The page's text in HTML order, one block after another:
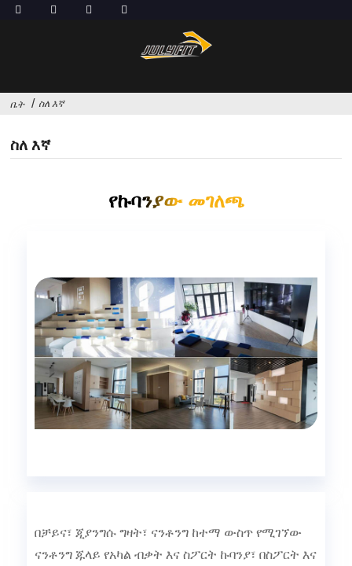
ቤት ስለ እኛ
ስለ እኛ
የኩባንያው መገለጫ
በቻይና፣ ጂያንግሱ ግዛት፣ ናንቶንግ ከተማ ውስጥ የሚገኘው
ናንቶንግ ጁላይ የአካል ብቃት እና ስፖርት ኩባንያ፣ በስፖርት እና